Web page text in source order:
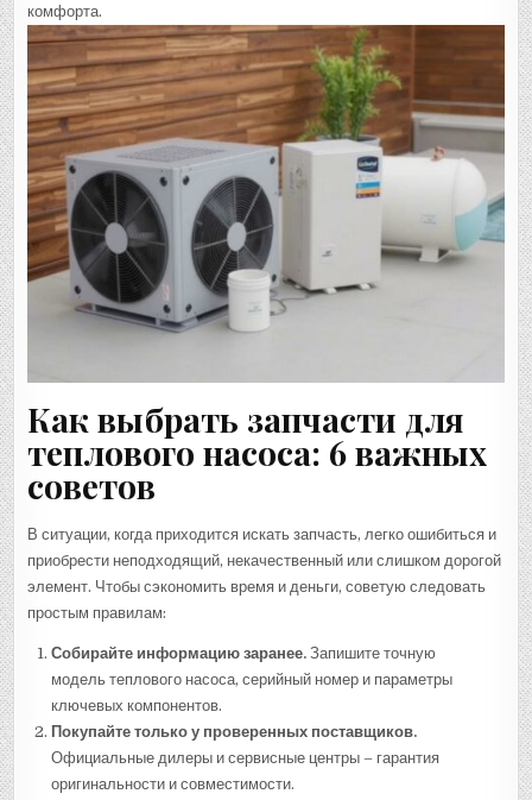
комфорта.
Как выбрать запчасти для
теплового насоса: 6 важных
советов
В ситуации, когда приходится искать запчасть, легко ошибиться и
приобрести неподходящий, некачественный или слишком дорогой
элемент. Чтобы сэкономить время и деньги, советую следовать
простым правилам:
Собирайте информацию заранее. Запишите точную
модель теплового насоса, серийный номер и параметры
ключевых компонентов.
Покупайте только у проверенных поставщиков.
Официальные дилеры и сервисные центры – гарантия
оригинальности и совместимости.